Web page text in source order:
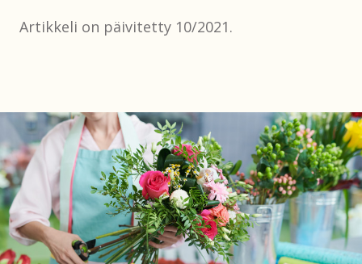
Artikkeli on päivitetty 10/2021.